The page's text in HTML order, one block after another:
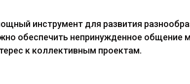
инструмент для развития
обеспечить непринужденное общение
к коллективным проектам.